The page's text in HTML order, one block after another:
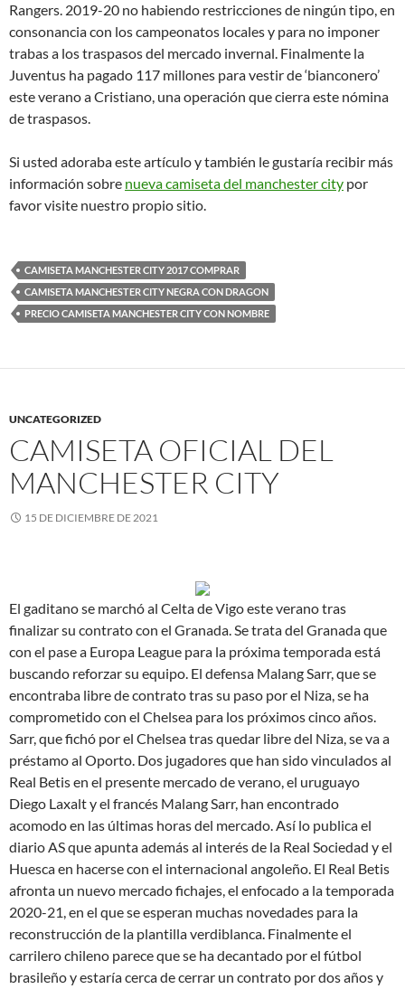
Rangers. 2019-20 no habiendo restricciones de ningún tipo, en
consonancia con los campeonatos locales y para no imponer
trabas a los traspasos del mercado invernal. Finalmente la
Juventus ha pagado 117 millones para vestir de ‘bianconero’
este verano a Cristiano, una operación que cierra este nómina
de traspasos.
Si usted adoraba este artículo y también le gustaría recibir más
información sobre nueva camiseta del manchester city por
favor visite nuestro propio sitio.
CAMISETA MANCHESTER CITY 2017 COMPRAR
CAMISETA MANCHESTER CITY NEGRA CON DRAGON
PRECIO CAMISETA MANCHESTER CITY CON NOMBRE
UNCATEGORIZED
CAMISETA OFICIAL DEL
MANCHESTER CITY
15 DE DICIEMBRE DE 2021
El gaditano se marchó al Celta de Vigo este verano tras
finalizar su contrato con el Granada. Se trata del Granada que
con el pase a Europa League para la próxima temporada está
buscando reforzar su equipo. El defensa Malang Sarr, que se
encontraba libre de contrato tras su paso por el Niza, se ha
comprometido con el Chelsea para los próximos cinco años.
Sarr, que fichó por el Chelsea tras quedar libre del Niza, se va a
préstamo al Oporto. Dos jugadores que han sido vinculados al
Real Betis en el presente mercado de verano, el uruguayo
Diego Laxalt y el francés Malang Sarr, han encontrado
acomodo en las últimas horas del mercado. Así lo publica el
diario AS que apunta además al interés de la Real Sociedad y el
Huesca en hacerse con el internacional angoleño. El Real Betis
afronta un nuevo mercado fichajes, el enfocado a la temporada
2020-21, en el que se esperan muchas novedades para la
reconstrucción de la plantilla verdiblanca. Finalmente el
carrilero chileno parece que se ha decantado por el fútbol
brasileño y estaría cerca de cerrar un contrato por dos años y